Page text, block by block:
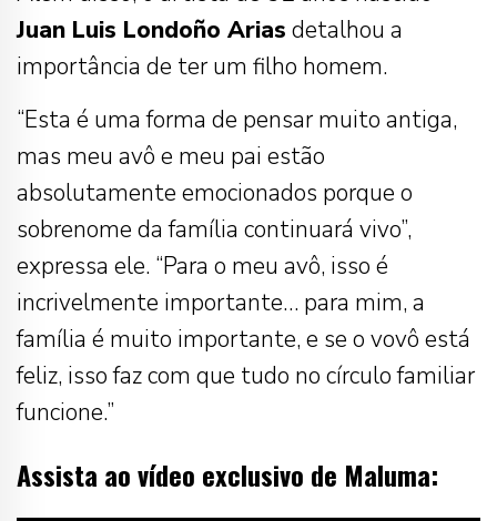
Juan Luis Londoño Arias detalhou a
importância de ter um filho homem.
“Esta é uma forma de pensar muito antiga,
mas meu avô e meu pai estão
absolutamente emocionados porque o
sobrenome da família continuará vivo”,
expressa ele. “Para o meu avô, isso é
incrivelmente importante… para mim, a
família é muito importante, e se o vovô está
feliz, isso faz com que tudo no círculo familiar
funcione.”
Assista ao vídeo exclusivo de Maluma: